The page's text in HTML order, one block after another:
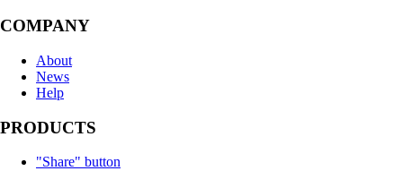
COMPANY
About
News
Help
PRODUCTS
"Share" button